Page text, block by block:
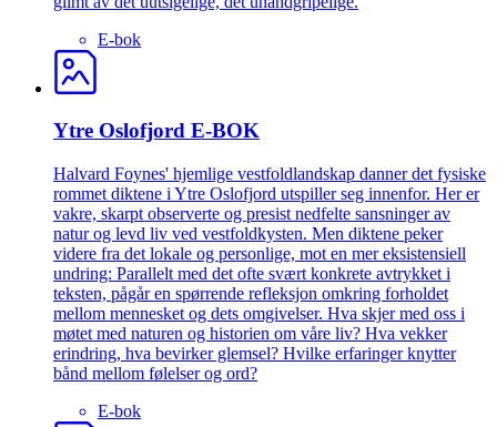
E-bok
Ytre Oslofjord E-BOK
Halvard Foynes' hjemlige vestfoldlandskap danner det fysiske
rommet diktene i Ytre Oslofjord utspiller seg innenfor. Her er
vakre, skarpt observerte og presist nedfelte sansninger av
natur og levd liv ved vestfoldkysten. Men diktene peker
videre fra det lokale og personlige, mot en mer eksistensiell
undring: Parallelt med det ofte svært konkrete avtrykket i
teksten, pågår en spørrende refleksjon omkring forholdet
mellom mennesket og dets omgivelser. Hva skjer med oss i
møtet med naturen og historien om våre liv? Hva vekker
erindring, hva bevirker glemsel? Hvilke erfaringer knytter
bånd mellom følelser og ord?
E-bok